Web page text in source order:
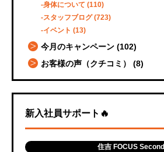
身体について (110)
スタッフブログ(723)
イベント (13)
今月のキャンペーン (102)
お客様の声（クチコミ）
(8)
新入社員サポート🔥
住吉 FOCUS Second